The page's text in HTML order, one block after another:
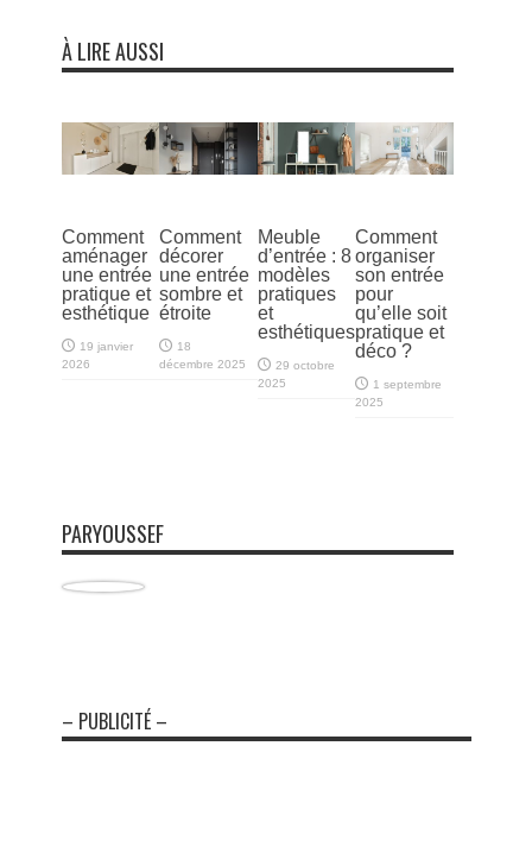
À LIRE AUSSI
Comment
aménager
une entrée
pratique et
esthétique
19 janvier
2026
Comment
décorer
une entrée
sombre et
étroite
18
décembre 2025
Meuble
d’entrée : 8
modèles
pratiques
et
esthétiques
29 octobre
2025
Comment
organiser
son entrée
pour
qu’elle soit
pratique et
déco ?
1 septembre
2025
PARYOUSSEF
– PUBLICITÉ –